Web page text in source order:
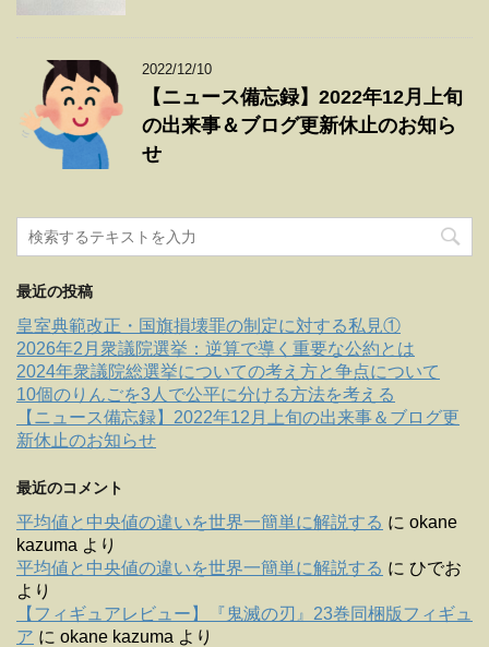
2022/12/10
【ニュース備忘録】2022年12月上旬
の出来事＆ブログ更新休止のお知ら
せ
最近の投稿
皇室典範改正・国旗損壊罪の制定に対する私見①
2026年2月衆議院選挙：逆算で導く重要な公約とは
2024年衆議院総選挙についての考え方と争点について
10個のりんごを3人で公平に分ける方法を考える
【ニュース備忘録】2022年12月上旬の出来事＆ブログ更
新休止のお知らせ
最近のコメント
平均値と中央値の違いを世界一簡単に解説する に okane
kazuma より
平均値と中央値の違いを世界一簡単に解説する に ひでお
より
【フィギュアレビュー】『鬼滅の刃』23巻同梱版フィギュ
ア に okane kazuma より